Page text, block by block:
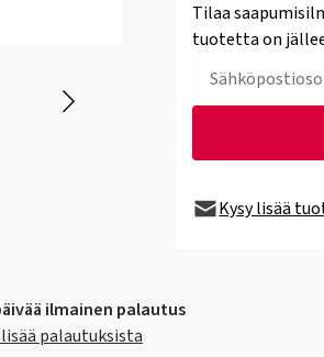
Tilaa
tuotetta on
Kysy lisää
ilmainen palautus
lisää palautuksista